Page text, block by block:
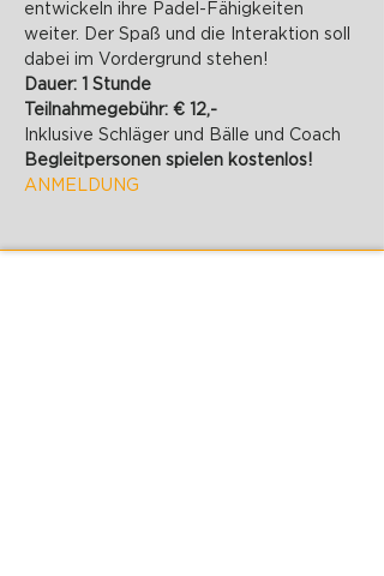
entwickeln ihre Padel-Fähigkeiten
weiter. Der Spaß und die Interaktion soll
dabei im Vordergrund stehen!
Dauer: 1 Stunde
Teilnahmegebühr: € 12,-
Inklusive Schläger und Bälle und Coach
Begleitpersonen spielen kostenlos!
ANMELDUNG